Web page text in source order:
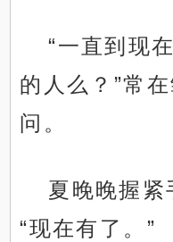
“一直到现
的人么？”常
问。
夏晚晚握紧
“现在有了。”